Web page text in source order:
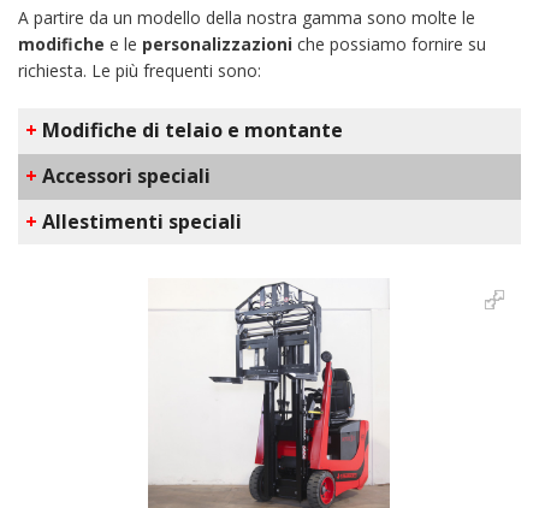
A partire da un modello della nostra gamma sono molte le
modifiche e le personalizzazioni che possiamo fornire su
richiesta. Le più frequenti sono:
+ Modifiche di telaio e montante
+ Accessori speciali
+ Allestimenti speciali